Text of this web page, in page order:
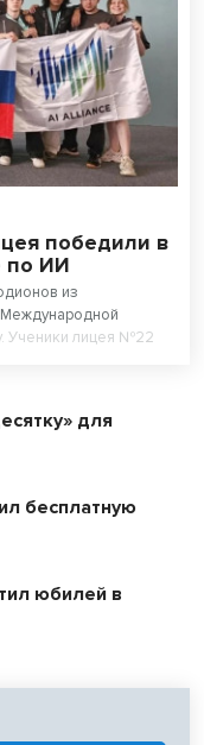
победили в
по ИИ
из
Ученики лицея №22
для
бесплатную
юбилей в